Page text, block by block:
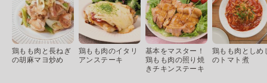
鶏もも肉と長ねぎ
の胡麻マヨ炒め
鶏もも肉のイタリ
アンステーキ
基本をマスター！
鶏もも肉の照り焼
きチキンステーキ
鶏もも肉としめ
のトマト煮